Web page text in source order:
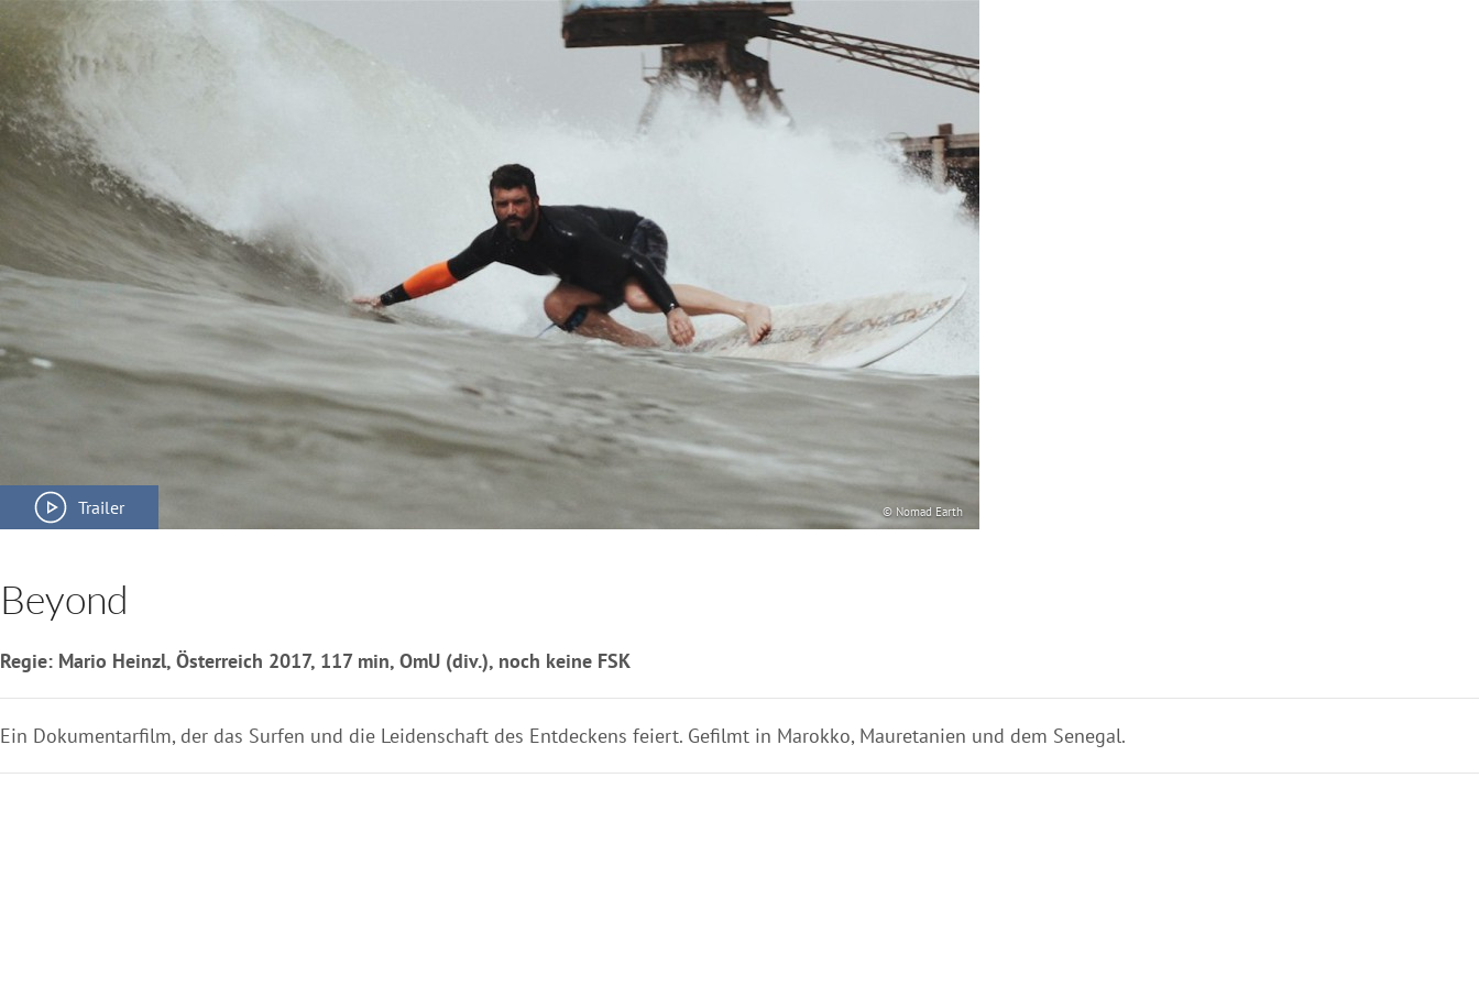
Trailer © Nomad Earth
Beyond
Regie: Mario Heinzl, Österreich 2017, 117 min, OmU (div.), noch keine FSK
Ein Dokumentarfilm, der das Surfen und die Leidenschaft des Entdeckens feiert. Gefilmt in Marokko, Mauretanien und dem Senegal.